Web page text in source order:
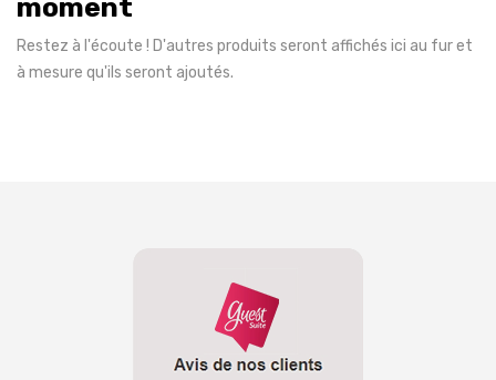
moment
Restez à l'écoute ! D'autres produits seront affichés ici au fur et
à mesure qu'ils seront ajoutés.